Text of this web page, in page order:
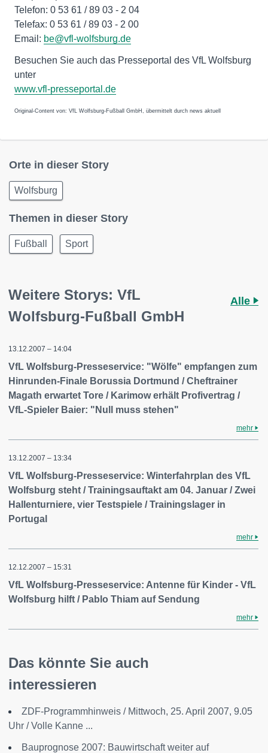
Telefon: 0 53 61 / 89 03 - 2 04
Telefax: 0 53 61 / 89 03 - 2 00
Email: be@vfl-wolfsburg.de
Besuchen Sie auch das Presseportal des VfL Wolfsburg
www.vfl-presseportal.de
Original-Content von: VfL Wolfsburg-Fußball GmbH, übermittelt durch news aktuell
Orte in dieser Story
Wolfsburg
Themen in dieser Story
Fußball Sport
Weitere Storys: VfL
Wolfsburg-Fußball GmbH
Alle
13.12.2007 – 14:04
VfL Wolfsburg-Presseservice: "Wölfe" empfangen zum
Hinrunden-Finale Borussia Dortmund / Cheftrainer
Magath erwartet Tore / Karimow erhält Profivertrag /
VfL-Spieler Baier: "Null muss stehen"
mehr
13.12.2007 – 13:34
VfL Wolfsburg-Presseservice: Winterfahrplan des VfL
Wolfsburg steht / Trainingsauftakt am 04. Januar / Zwei
Hallenturniere, vier Testspiele / Trainingslager in
Portugal
mehr
12.12.2007 – 15:31
VfL Wolfsburg-Presseservice: Antenne für Kinder - VfL
Wolfsburg hilft / Pablo Thiam auf Sendung
mehr
Das könnte Sie auch
interessieren
ZDF-Programmhinweis / Mittwoch, 25. April 2007, 9.05
Uhr / Volle Kanne ...
Bauprognose 2007: Bauwirtschaft weiter auf